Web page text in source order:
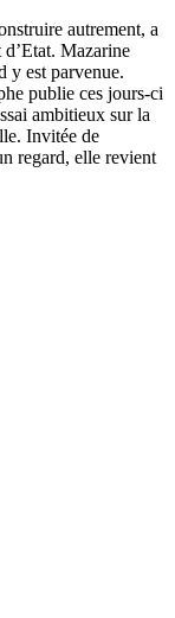
autrement, a
Mazarine
y est parvenue.
publie ces jours-ci
ambitieux sur la
Invitée de
regard, elle revient